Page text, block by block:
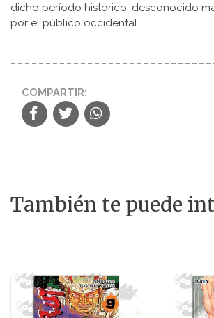
dicho período histórico, desconocido
por el público occidental
COMPARTIR:
También te puede